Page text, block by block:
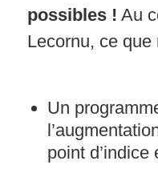
possibles ! Au
Lecornu, ce que
Un
point